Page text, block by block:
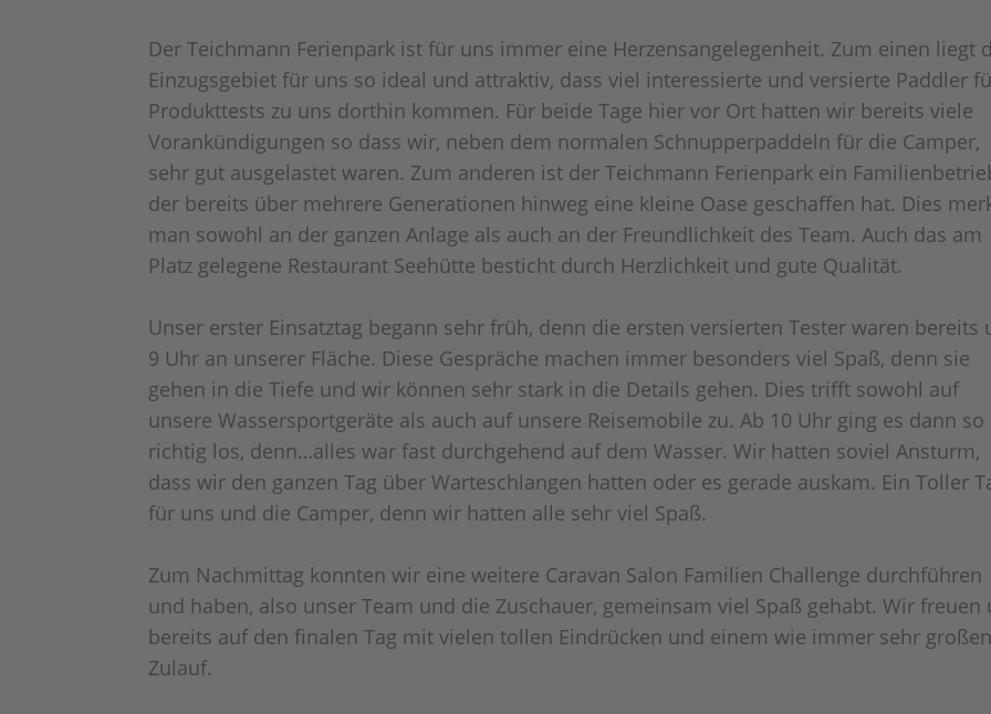
Der Teichmann Ferienpark ist für uns immer eine Herzensangelegenheit. Zum einen liegt
Einzugsgebiet für uns so ideal und attraktiv, dass viel interessierte und versierte Paddler
Produkttests zu uns dorthin kommen. Für beide Tage hier vor Ort hatten wir bereits viele
Vorankündigungen so dass wir, neben dem normalen Schnupperpaddeln für die Camper,
sehr gut ausgelastet waren. Zum anderen ist der Teichmann Ferienpark ein
der bereits über mehrere Generationen hinweg eine kleine Oase geschaffen hat. Dies
man sowohl an der ganzen Anlage als auch an der Freundlichkeit des Team. Auch das am
Platz gelegene Restaurant Seehütte besticht durch Herzlichkeit und gute Qualität.
Unser erster Einsatztag begann sehr früh, denn die ersten versierten Tester waren bereits
9 Uhr an unserer Fläche. Diese Gespräche machen immer besonders viel Spaß, denn sie
gehen in die Tiefe und wir können sehr stark in die Details gehen. Dies trifft sowohl auf
unsere Wassersportgeräte als auch auf unsere Reisemobile zu. Ab 10 Uhr ging es dann so
richtig los, denn…alles war fast durchgehend auf dem Wasser. Wir hatten soviel Ansturm,
dass wir den ganzen Tag über Warteschlangen hatten oder es gerade auskam. Ein Toller
für uns und die Camper, denn wir hatten alle sehr viel Spaß.
Zum Nachmittag konnten wir eine weitere Caravan Salon Familien Challenge durchführen
und haben, also unser Team und die Zuschauer, gemeinsam viel Spaß gehabt. Wir freuen
bereits auf den finalen Tag mit vielen tollen Eindrücken und einem wie immer sehr großen
Zulauf.